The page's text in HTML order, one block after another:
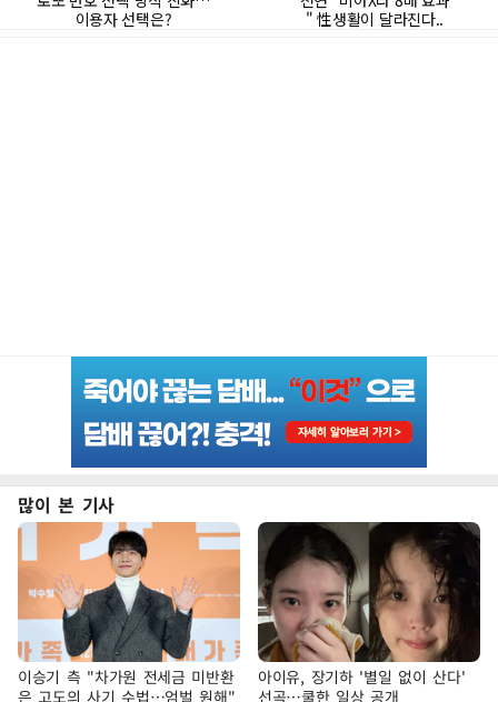
많이 본 기사
이승기 측 "차가원 전세금 미반환
은 고도의 사기 수법…엄벌 원해"
아이유, 장기하 '별일 없이 산다'
선곡…쿨한 일상 공개